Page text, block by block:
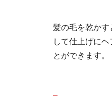
髪の毛を乾か
して仕上げに
とができます。